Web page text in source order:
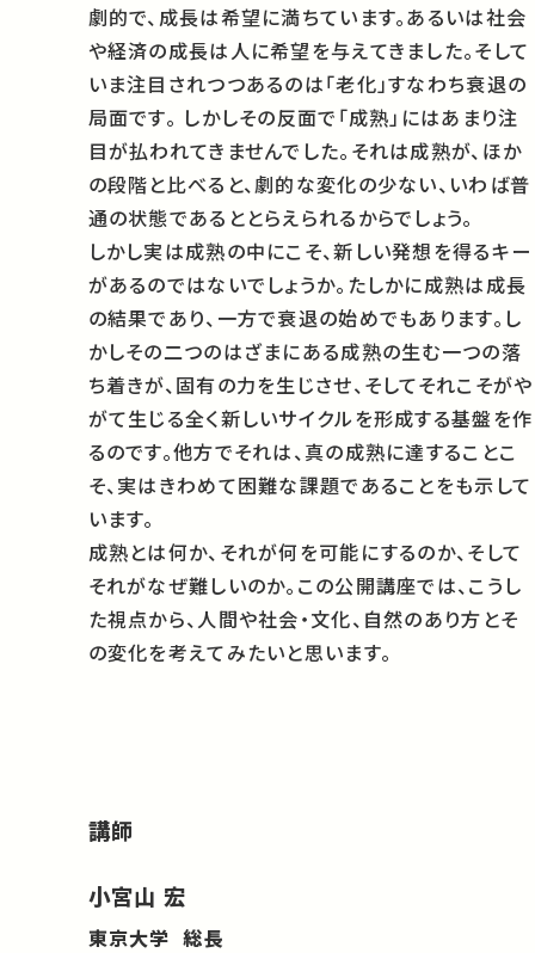
劇的で、成長は希望に満ちています。あるいは社会
や経済の成長は人に希望を与えてきました。そして
いま注目されつつあるのは「老化」すなわち衰退の
局面です。 しかしその反面で「成熟」にはあまり注
目が払われてきませんでした。それは成熟が、ほか
の段階と比べると、劇的な変化の少ない、いわば普
通の状態であるととらえられるからでしょう。
しかし実は成熟の中にこそ、新しい発想を得るキー
があるのではないでしょうか。たしかに成熟は成長
の結果であり、一方で衰退の始めでもあります。し
かしその二つのはざまにある成熟の生む一つの落
ち着きが、固有の力を生じさせ、そしてそれこそがや
がて生じる全く新しいサイクルを形成する基盤を作
るのです。他方でそれは、真の成熟に達することこ
そ、実はきわめて困難な課題であることをも示して
います。
成熟とは何か、それが何を可能にするのか、そして
それがなぜ難しいのか。この公開講座では、こうし
た視点から、人間や社会・文化、自然のあり方とそ
の変化を考えてみたいと思います。
講師
小宮山 宏
東京大学 総長